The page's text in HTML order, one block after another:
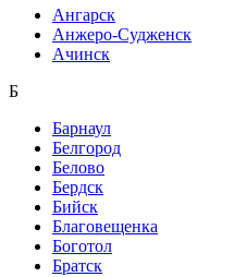
Ангарск
Анжеро-Судженск
Ачинск
Б
Барнаул
Белгород
Белово
Бердск
Бийск
Благовещенка
Боготол
Братск